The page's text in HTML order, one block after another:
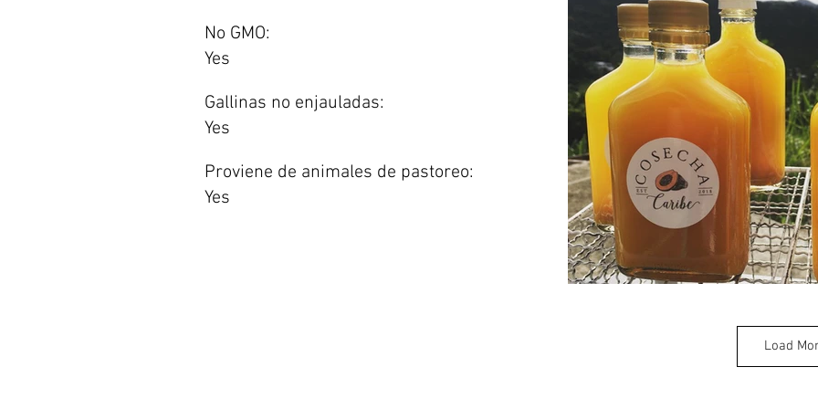
No GMO:
Yes
Gallinas no enjauladas:
Yes
Proviene de animales de pastoreo:
Yes
Load